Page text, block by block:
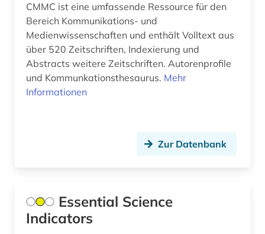
automatische sprachanalyse (1)
automatische sprachproduktion (1)
außenpolitik (7)
CMMC ist eine umfassende Ressource für den
Bereich Kommunikations- und
Medienwissenschaften und enthält Volltext aus
über 520 Zeitschriften, Indexierung und
Abstracts weitere Zeitschriften. Autorenprofile
und Kommunkationsthesaurus. Mehr
Informationen
Zur Datenbank
Essential Science
Indicators